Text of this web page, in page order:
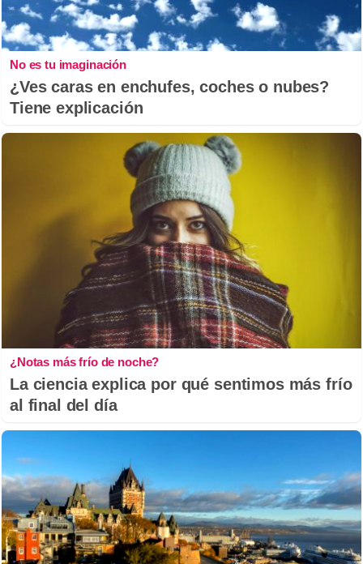
No es tu imaginación
¿Ves caras en enchufes, coches o nubes?
Tiene explicación
¿Notas más frío de noche?
La ciencia explica por qué sentimos más frío
al final del día